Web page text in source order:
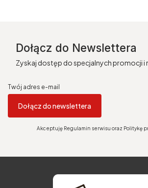
Dołącz do Newslettera
Zyskaj dostęp do specjalnych promocji i
Twój adres e-mail
Dołącz do newslettera
Akceptuję Regulamin serwisu oraz Politykę